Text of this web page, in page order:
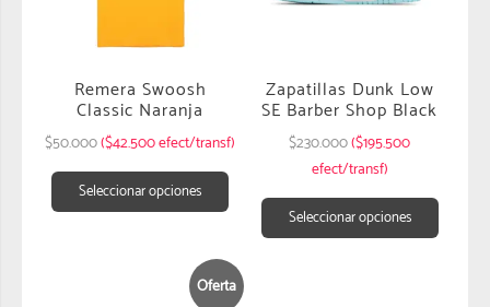
Remera Swoosh
Classic Naranja
$50.000($42.500 efect/transf)
Seleccionar opciones
Zapatillas Dunk Low
SE Barber Shop Black
$230.000($195.500
efect/transf)
Seleccionar opciones
Oferta